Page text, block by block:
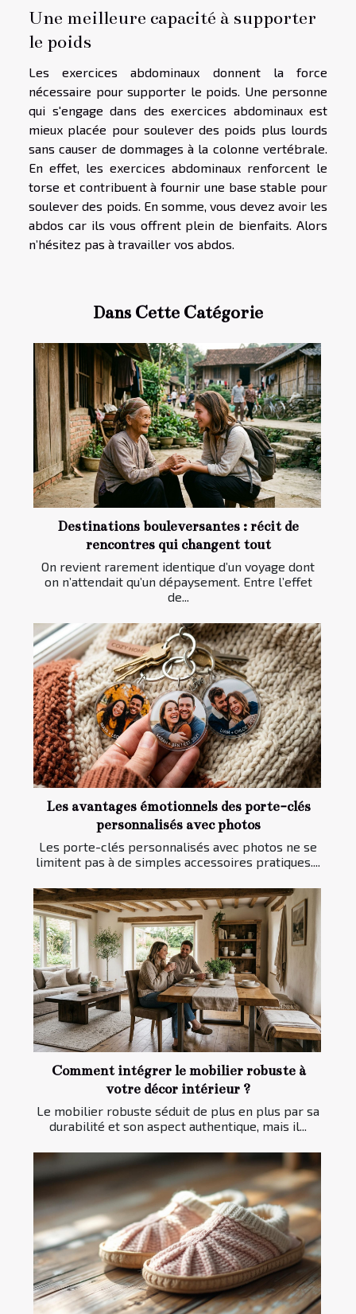
Une meilleure capacité à supporter
le poids
Les exercices abdominaux donnent la force
nécessaire pour supporter le poids. Une personne
qui s'engage dans des exercices abdominaux est
mieux placée pour soulever des poids plus lourds
sans causer de dommages à la colonne vertébrale.
En effet, les exercices abdominaux renforcent le
torse et contribuent à fournir une base stable pour
soulever des poids. En somme, vous devez avoir les
abdos car ils vous offrent plein de bienfaits. Alors
n’hésitez pas à travailler vos abdos.
Dans Cette Catégorie
Destinations bouleversantes : récit de
rencontres qui changent tout
On revient rarement identique d’un voyage dont
on n’attendait qu’un dépaysement. Entre l’effet
de...
Les avantages émotionnels des porte-clés
personnalisés avec photos
Les porte-clés personnalisés avec photos ne se
limitent pas à de simples accessoires pratiques....
Comment intégrer le mobilier robuste à
votre décor intérieur ?
Le mobilier robuste séduit de plus en plus par sa
durabilité et son aspect authentique, mais il...